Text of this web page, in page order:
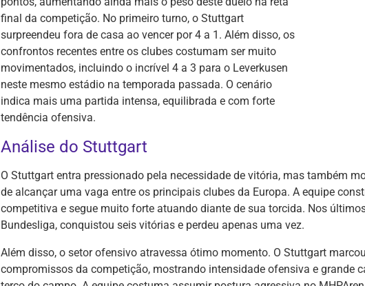
final da competição. No primeiro turno, o Stuttgart
surpreendeu fora de casa ao vencer por 4 a 1. Além disso, os
confrontos recentes entre os clubes costumam ser muito
movimentados, incluindo o incrível 4 a 3 para o Leverkusen
neste mesmo estádio na temporada passada. O cenário
indica mais uma partida intensa, equilibrada e com forte
tendência ofensiva.
Análise do Stuttgart
O Stuttgart entra pressionado pela necessidade de vitória, mas também
de alcançar uma vaga entre os principais clubes da Europa. A equipe
competitiva e segue muito forte atuando diante de sua torcida. Nos
Bundesliga, conquistou seis vitórias e perdeu apenas uma vez.
Além disso, o setor ofensivo atravessa ótimo momento. O Stuttgart
compromissos da competição, mostrando intensidade ofensiva e grande